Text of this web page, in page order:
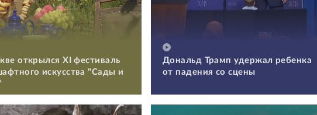
открылся XI фестиваль
искусства "Сады и
Дональд Трамп удержал ребенка
от падения со сцены